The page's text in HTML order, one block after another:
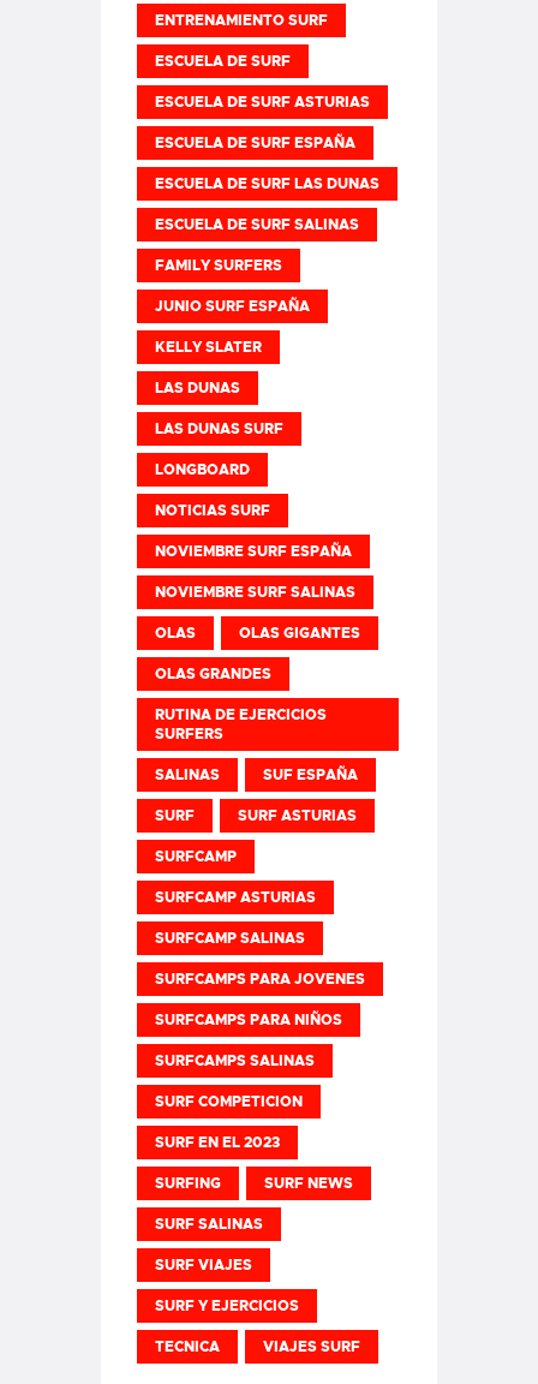
ENTRENAMIENTO SURF
ESCUELA DE SURF
ESCUELA DE SURF ASTURIAS
ESCUELA DE SURF ESPAÑA
ESCUELA DE SURF LAS DUNAS
ESCUELA DE SURF SALINAS
FAMILY SURFERS
JUNIO SURF ESPAÑA
KELLY SLATER
LAS DUNAS
LAS DUNAS SURF
LONGBOARD
NOTICIAS SURF
NOVIEMBRE SURF ESPAÑA
NOVIEMBRE SURF SALINAS
OLAS OLAS GIGANTES
OLAS GRANDES
RUTINA DE EJERCICIOS
SURFERS
SALINAS SUF ESPAÑA
SURF SURF ASTURIAS
SURFCAMP
SURFCAMP ASTURIAS
SURFCAMP SALINAS
SURFCAMPS PARA JOVENES
SURFCAMPS PARA NIÑOS
SURFCAMPS SALINAS
SURF COMPETICION
SURF EN EL 2023
SURFING SURF NEWS
SURF SALINAS
SURF VIAJES
SURF Y EJERCICIOS
TECNICA VIAJES SURF